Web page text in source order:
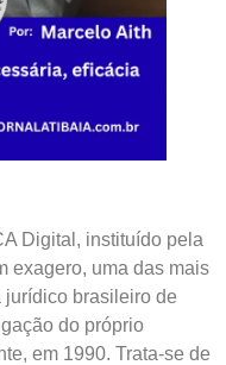
Digital, instituído pela
exagero, uma das mais
jurídico brasileiro de
do próprio
em 1990. Trata-se de